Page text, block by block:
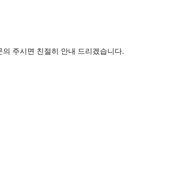
주시면 친절히 안내 드리겠습니다.